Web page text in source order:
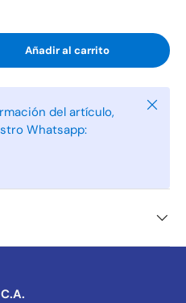
Añadir al carrito
del artículo,
Whatsapp:
Cerrar